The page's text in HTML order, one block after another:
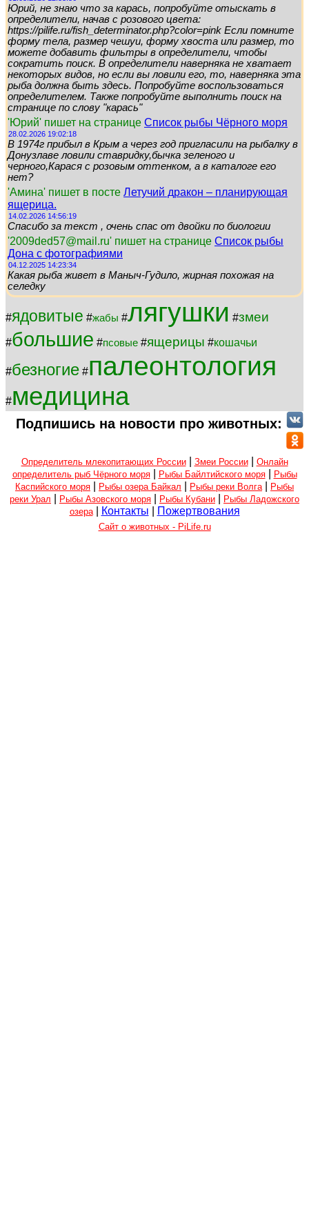
Юрий, не знаю что за карась, попробуйте отыскать в
определители, начав с розового цвета:
https://pilife.ru/fish_determinator.php?color=pink Если помните
форму тела, размер чешуи, форму хвоста или размер, то
можете добавить фильтры в определители, чтобы
сократить поиск. В определители наверняка не хватает
некоторых видов, но если вы ловили его, то, наверняка эта
рыба должна быть здесь. Попробуйте воспользоваться
определителем. Также попробуйте выполнить поиск на
странице по слову "карась"
'Юрий' пишет на странице Список рыбы Чёрного моря
28.02.2026 19:02:18
В 1974г прибыл в Крым а через год пригласили на рыбалку в
Донузлаве ловили ставридку,бычка зеленого и
черного,Карася с розовым оттенком, а в каталоге его
нет?
'Амина' пишет в посте Летучий дракон – планирующая
ящерица.
14.02.2026 14:56:19
Спасибо за текст , очень спас от двойки по биологии
'2009ded57@mail.ru' пишет на странице Список рыбы
Дона с фотографиями
04.12.2025 14:23:34
Какая рыба живет в Маныч-Гудило, жирная похожая на
селедку
#ядовитые #жабы #лягушки #змеи
#большие #псовые #ящерицы #кошачьи
#безногие #палеонтология
#медицина
Подпишись на новости про животных:
Определитель млекопитающих России| Змеи России| Онлайн
определитель рыб Чёрного моря| Рыбы Байлтийского моря|
Рыбы
Каспийского моря
Рыбы озера Байкал Рыбы реки Волга
Рыбы
реки Урал
Рыбы Азовского моря Рыбы Кубани
Рыбы Ладожского
озера| Контакты Пожертвования
Сайт о животных - PiLife.ru